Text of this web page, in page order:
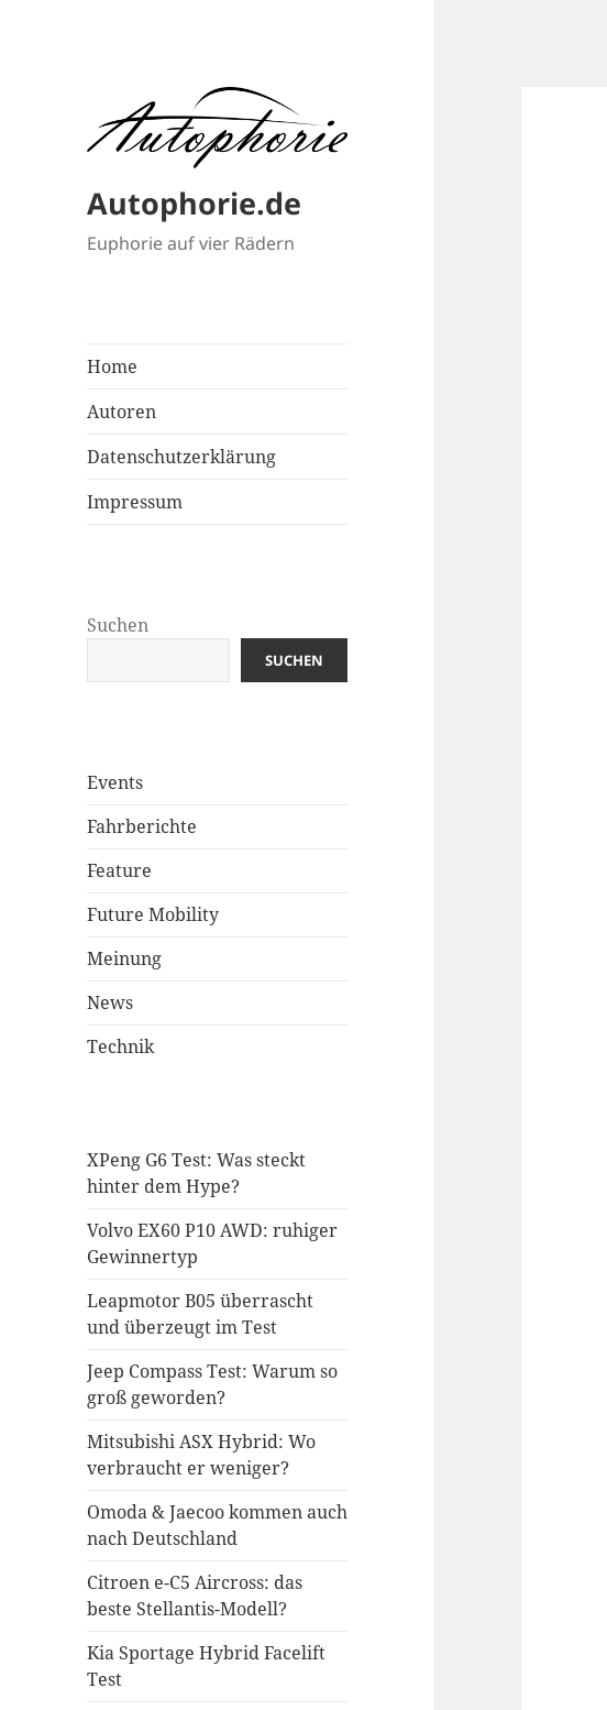
Autophorie.de
Euphorie auf vier Rädern
Home
Autoren
Datenschutzerklärung
Impressum
Suchen
SUCHEN
Events
Fahrberichte
Feature
Future Mobility
Meinung
News
Technik
XPeng G6 Test: Was steckt
hinter dem Hype?
Volvo EX60 P10 AWD: ruhiger
Gewinnertyp
Leapmotor B05 überrascht
und überzeugt im Test
Jeep Compass Test: Warum so
groß geworden?
Mitsubishi ASX Hybrid: Wo
verbraucht er weniger?
Omoda & Jaecoo kommen auch
nach Deutschland
Citroen e-C5 Aircross: das
beste Stellantis-Modell?
Kia Sportage Hybrid Facelift
Test